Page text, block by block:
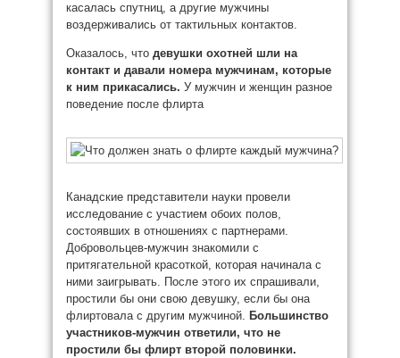
касалась спутниц, а другие мужчины
воздерживались от тактильных контактов.
Оказалось, что девушки охотней шли на
контакт и давали номера мужчинам, которые
к ним прикасались. У мужчин и женщин разное
поведение после флирта
Канадские представители науки провели
исследование с участием обоих полов,
состоявших в отношениях с партнерами.
Добровольцев-мужчин знакомили с
притягательной красоткой, которая начинала с
ними заигрывать. После этого их спрашивали,
простили бы они свою девушку, если бы она
флиртовала с другим мужчиной. Большинство
участников-мужчин ответили, что не
простили бы флирт второй половинки.